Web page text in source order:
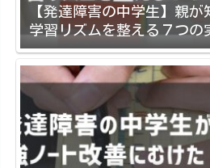
【発達障害の中学生】親が
学習リズムを整える７つの